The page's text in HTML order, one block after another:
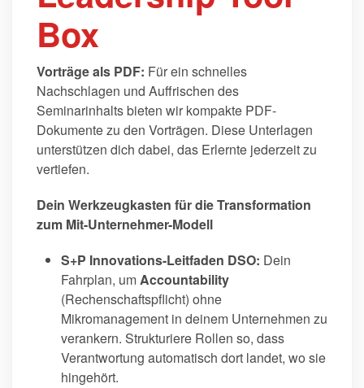
Box
Vorträge als PDF: Für ein schnelles
Nachschlagen und Auffrischen des
Seminarinhalts bieten wir kompakte PDF-
Dokumente zu den Vorträgen. Diese Unterlagen
unterstützen dich dabei, das Erlernte jederzeit zu
vertiefen.
Dein Werkzeugkasten für die Transformation
zum Mit-Unternehmer-Modell
S+P Innovations-Leitfaden DSO: Dein
Fahrplan, umAccountability
(Rechenschaftspflicht) ohne
Mikromanagement in deinem Unternehmen zu
verankern. Strukturiere Rollen so, dass
Verantwortung automatisch dort landet, wo sie
hingehört.